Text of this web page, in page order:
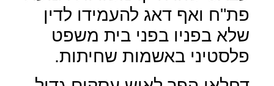
פת"ח ואף דאג להעמידו לדין
שלא בפניו בפני בית משפט
פלסטיני באשמות שחיתות.